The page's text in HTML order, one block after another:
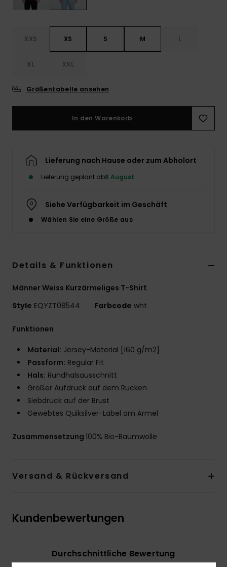
XXS XS S M L
XL XXL
Größentabelle ansehen
In den Warenkorb
Lieferung nach Hause oder zum Abholort
Lieferung geplant ab8 August
Siehe Verfügbarkeit im Geschäft
Wählen Sie eine Größe aus
Details & Funktionen
Männer Weiss Kurzärmeliges T-Shirt
Style EQYZT08544 Farbcode wht
Funktionen
Material: Jersey-Material [160 g/m2]
Passform: Regular Fit
Hals: Rundhalsausschnitt
Großer Aufdruck auf dem Rücken
Siebdruck auf der Brust
Gewebtes Quiksilver-Label am Ärmel
Zusammensetzung 100% Bio-Baumwolle
Versand & Rückversand
Kundenbewertungen
Durchschnittliche Bewertung